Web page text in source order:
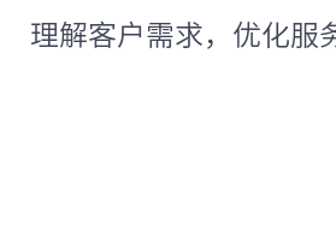
理解客户需求，优化服